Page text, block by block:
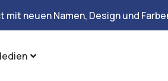
neuen Namen, Design und